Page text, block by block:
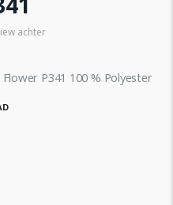
achter
P341 100 % Polyester